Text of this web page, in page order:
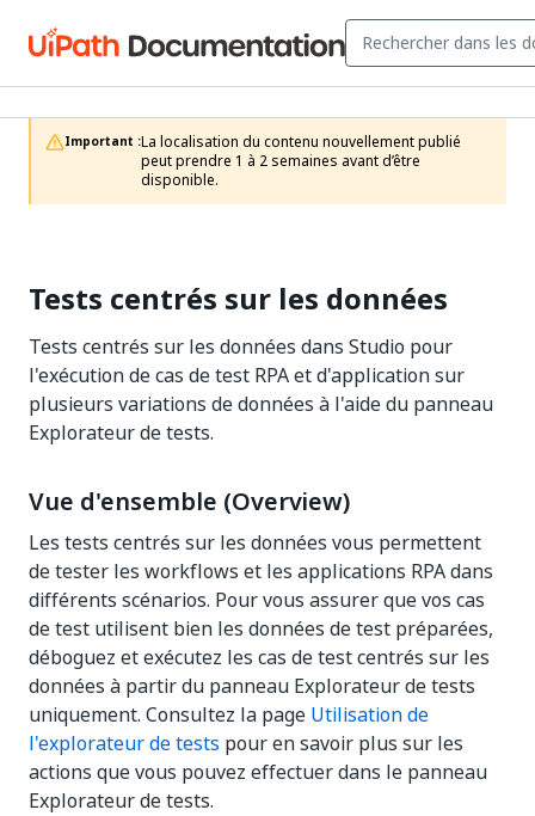
Important :La localisation du contenu nouvellement publié
peut prendre 1 à 2 semaines avant d’être
disponible.
Tests centrés sur les données
Tests centrés sur les données dans Studio pour
l'exécution de cas de test RPA et d'application sur
plusieurs variations de données à l'aide du panneau
Explorateur de tests.
Vue d'ensemble (Overview)
Les tests centrés sur les données vous permettent
de tester les workflows et les applications RPA dans
différents scénarios. Pour vous assurer que vos cas
de test utilisent bien les données de test préparées,
déboguez et exécutez les cas de test centrés sur les
données à partir du panneau Explorateur de tests
uniquement. Consultez la page Utilisation de
l'explorateur de tests pour en savoir plus sur les
actions que vous pouvez effectuer dans le panneau
Explorateur de tests.